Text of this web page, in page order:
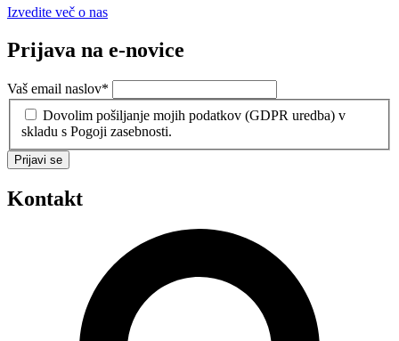
Izvedite več o nas
Prijava na e-novice
Vaš email naslov*
Dovolim pošiljanje mojih podatkov (GDPR uredba) v
skladu s Pogoji zasebnosti.
Prijavi se
Kontakt